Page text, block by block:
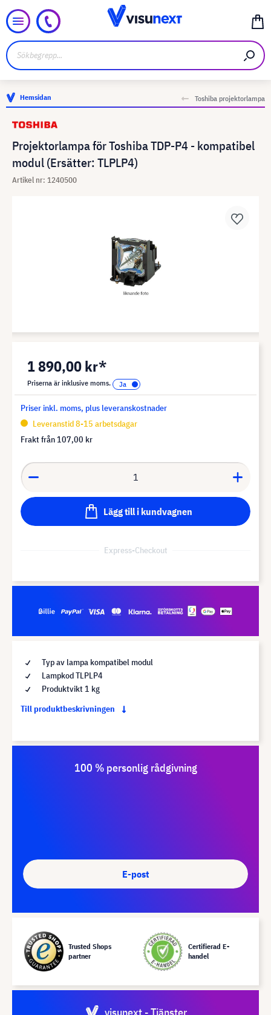
Hemsidan Toshiba projektorlampa
Projektorlampa för Toshiba TDP-P4 - kompatibel
modul (Ersätter: TLPLP4)
Artikel nr: 1240500
1 890,00 kr*
Priserna är inklusive moms.
Priser inkl. moms, plus leveranskostnader
Leveranstid 8-15 arbetsdagar
Frakt från 107,00 kr
Lägg till i kundvagnen
Express-Checkout
Typ av lampa kompatibel modul
Lampkod TLPLP4
Produktvikt 1 kg
Till produktbeskrivningen
100 % personlig rådgivning
E-post
Trusted Shops
partner
Certifierad E-
handel
visunext - Tjänster